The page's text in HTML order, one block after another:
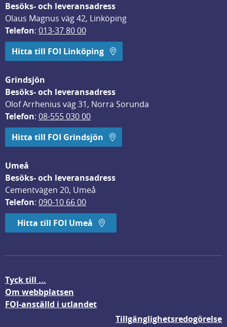
Besöks- och leveransadress
Olaus Magnus väg 42, Linköping
Telefon: 013-37 80 00
Hitta till FOI Linköping
Grindsjön
Besöks- och leveransadress
Olof Arrhenius väg 31, Norra Sorunda
Telefon: 08-555 030 00
Hitta till FOI Grindsjön
Umeå
Besöks- och leveransadress
Cementvägen 20, Umeå
Telefon: 090-10 66 00
Hitta till FOI Umeå
Tyck till ...
Om webbplatsen
FOI-anställd i utlandet
Tillgänglighetsredogörelse